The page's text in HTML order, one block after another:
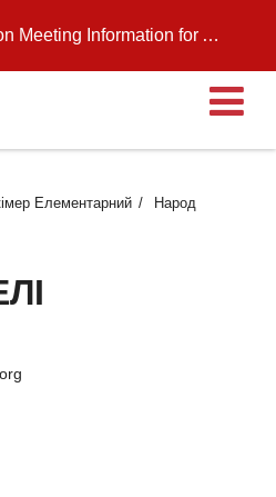
Information for August 11, 2026
Елементарний
Народ